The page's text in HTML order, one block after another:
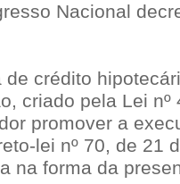
Nacional
de crédito
criado pela Lei
promover a
lei nº 70, de 21
na forma da